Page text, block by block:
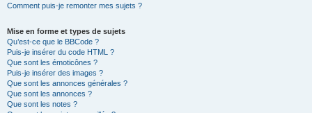
Comment puis-je remonter mes sujets ?
Mise en forme et types de sujets
Qu’est-ce que le BBCode ?
Puis-je insérer du code HTML ?
Que sont les émoticônes ?
Puis-je insérer des images ?
Que sont les annonces générales ?
Que sont les annonces ?
Que sont les notes ?